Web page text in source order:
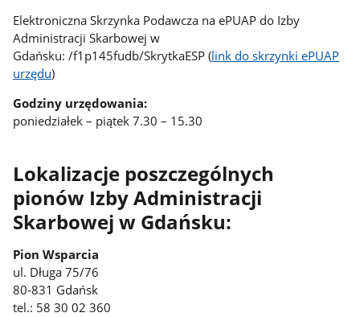
Elektroniczna Skrzynka Podawcza na ePUAP do Izby
Administracji Skarbowej w
Gdańsku: /f1p145fudb/SkrytkaESP (link do skrzynki ePUAP
urzędu)
Godziny urzędowania:
poniedziałek – piątek 7.30 – 15.30
Lokalizacje poszczególnych
pionów Izby Administracji
Skarbowej w Gdańsku:
Pion Wsparcia
ul. Długa 75/76
80-831 Gdańsk
tel.: 58 30 02 360